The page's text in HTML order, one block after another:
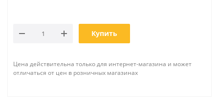
Купить
Цена действительна только для интернет-магазина и может
отличаться от цен в розничных магазинах